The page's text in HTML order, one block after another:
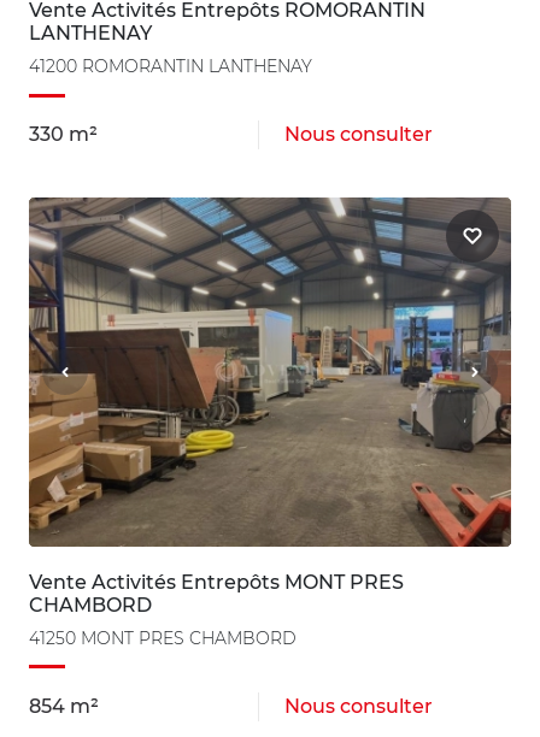
Vente Activités Entrepôts ROMORANTIN
LANTHENAY
41200 ROMORANTIN LANTHENAY
330 m² Nous consulter
Vente Activités Entrepôts MONT PRES
CHAMBORD
41250 MONT PRES CHAMBORD
854 m² Nous consulter